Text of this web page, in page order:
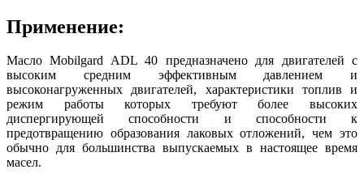
Применение:
Масло Mobilgard ADL 40 предназначено для двигателей с
высоким средним эффективным давлением и
высоконагруженных двигателей, характеристики топлив и
режим работы которых требуют более высоких
диспергирующей способности и способности к
предотвращению образования лаковых отложений, чем это
обычно для большинства выпускаемых в настоящее время
масел.